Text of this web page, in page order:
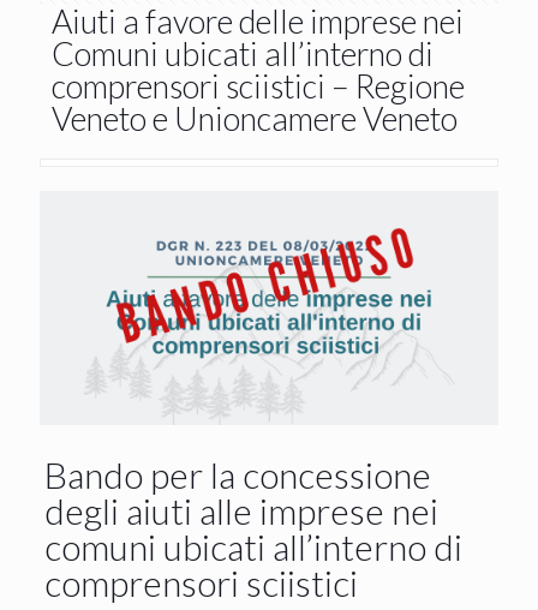
Aiuti a favore delle imprese nei
Comuni ubicati all’interno di
comprensori sciistici – Regione
Veneto e Unioncamere Veneto
Bando per la concessione
degli aiuti alle imprese nei
comuni ubicati all’interno di
comprensori sciistici